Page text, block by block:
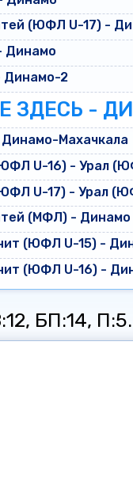
(ЮФЛ U-17) -
Динамо
Динамо-2
ЗДЕСЬ -
Махачкала
U-16) - Урал
U-17) - Урал
(МФЛ) -
(ЮФЛ U-15) -
(ЮФЛ U-16) -
БП:14, П:5.